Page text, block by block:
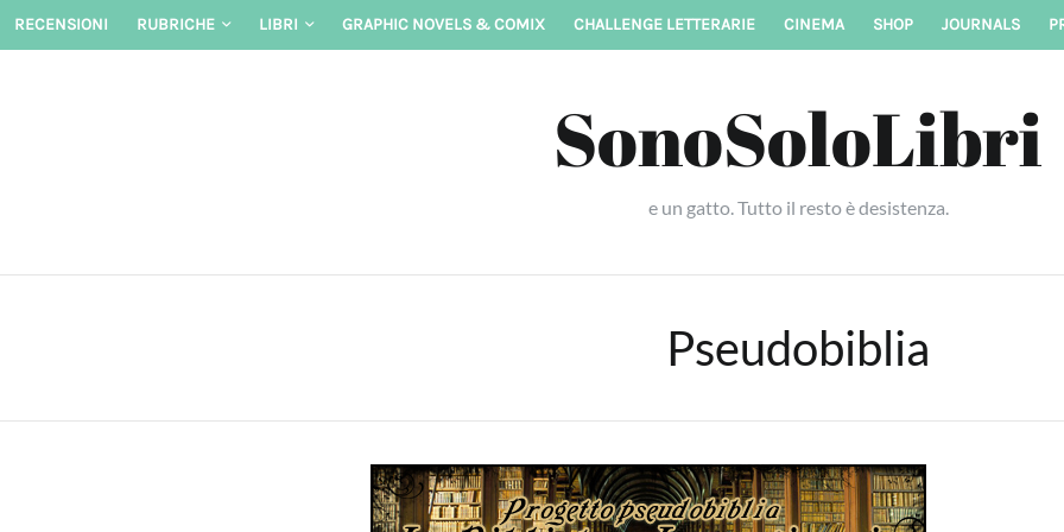
Skip
RECENSIONI RUBRICHE LIBRI GRAPHIC NOVELS & COMIX CHALLENGE LETTERARIE CINEMA SHOP JOURNALS
SonoSoloLibri
e un gatto. Tutto il resto è desistenza.
Pseudobiblia